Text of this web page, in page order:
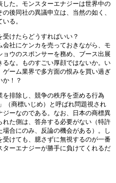
た。モンスターエナジーは世界中の
後同社の異議申立は、当然の如く、
る。
けたらどうすればいい？
社にケンカを売っておきながら、モ
ウのスポンサーを務め、ブース出展
な。ものすごい厚顔ではないか。い
ーム業界で多方面の恨みを買い過ぎ
か！？
排除し、競争の秩序を歪める行為
（商標いじめ）と呼ばれ問題視され
ーなのである。なお、日本の商標異
た側は、答弁する必要がない（特許
合にのみ、反論の機会がある）。し
けても、臆さずに無視するのが一番
ーエナジーが勝手に負けてくれるだ